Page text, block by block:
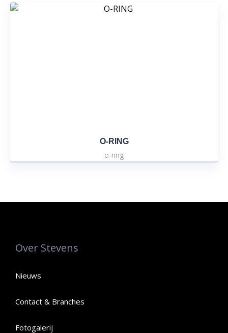
O-RING
o-ring
Over Stevens
Nieuws
Contact & Branches
Fotogalerij